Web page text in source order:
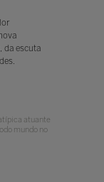
da escuta
atuante
mundo no